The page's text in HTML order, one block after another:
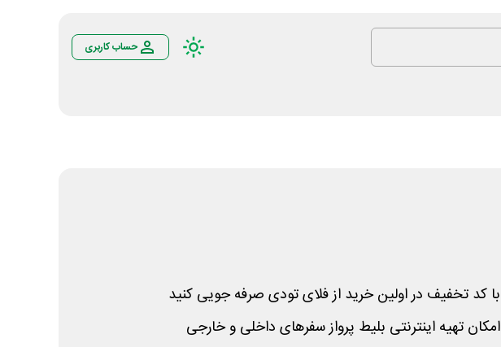
حساب کاربری
با کد تخفیف در اولین خرید از فلای تودی صرفه جویی کنید
امکان تهیه اینترنتی بلیط پرواز سفرهای داخلی و خارجی